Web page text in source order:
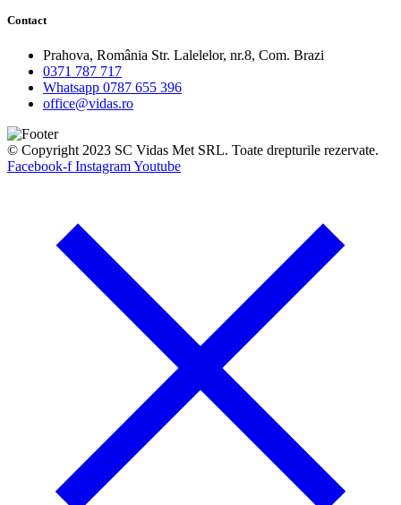
Contact
Prahova, România Str. Lalelelor, nr.8, Com. Brazi
0371 787 717
Whatsapp 0787 655 396
office@vidas.ro
© Copyright 2023 SC Vidas Met SRL. Toate drepturile rezervate.
Facebook-f InstagramYoutube